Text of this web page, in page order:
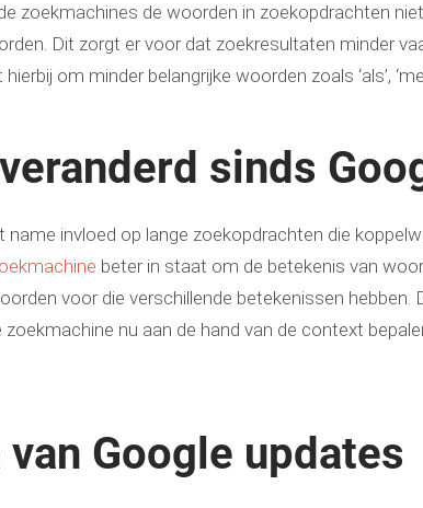
zoekmachines de woorden in zoekopdrachten
Dit zorgt er voor dat zoekresultaten minder
om minder belangrijke woorden zoals ‘als’,
sinds
name invloed op lange zoekopdrachten die
beter in staat om de betekenis van
voor die verschillende betekenissen hebben.
zoekmachine nu aan de hand van de context
Google updates